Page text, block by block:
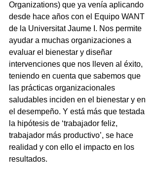
Organizations) que ya venía aplicando
desde hace años con el Equipo WANT
de la Universitat Jaume I. Nos permite
ayudar a muchas organizaciones a
evaluar el bienestar y diseñar
intervenciones que nos lleven al éxito,
teniendo en cuenta que sabemos que
las prácticas organizacionales
saludables inciden en el bienestar y en
el desempeño. Y está más que testada
la hipótesis de ‘trabajador feliz,
trabajador más productivo’, se hace
realidad y con ello el impacto en los
resultados.